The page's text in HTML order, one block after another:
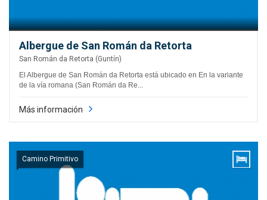
Albergue de San Román da Retorta
San Román da Retorta (Guntín)
El Albergue de San Román da Retorta está ubicado en En la variante
de la vía romana (San Román da Re...
Más información
Camino Primitivo